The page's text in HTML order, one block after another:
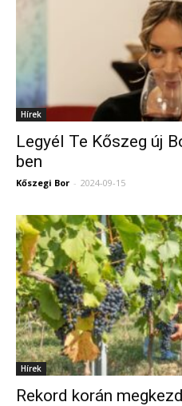
Hírek
Legyél Te Kőszeg új
ben
Kőszegi Bor - 2024-09-15
Hírek
Rekord korán